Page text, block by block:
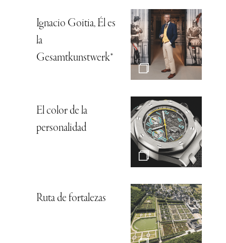
Ignacio Goitia, Él es
la
Gesamtkunstwerk*
El color de la
personalidad
Ruta de fortalezas